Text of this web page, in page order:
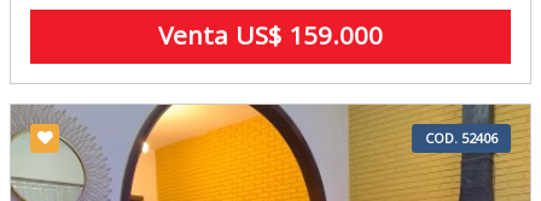
Venta US$ 159.000
COD. 52406